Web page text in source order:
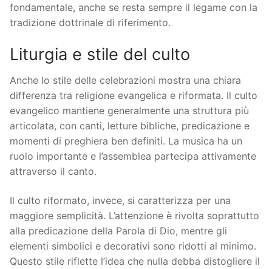
fondamentale, anche se resta sempre il legame con la
tradizione dottrinale di riferimento.
Liturgia e stile del culto
Anche lo stile delle celebrazioni mostra una chiara
differenza tra religione evangelica e riformata. Il culto
evangelico mantiene generalmente una struttura più
articolata, con canti, letture bibliche, predicazione e
momenti di preghiera ben definiti. La musica ha un
ruolo importante e l’assemblea partecipa attivamente
attraverso il canto.
Il culto riformato, invece, si caratterizza per una
maggiore semplicità. L’attenzione è rivolta soprattutto
alla predicazione della Parola di Dio, mentre gli
elementi simbolici e decorativi sono ridotti al minimo.
Questo stile riflette l’idea che nulla debba distogliere il